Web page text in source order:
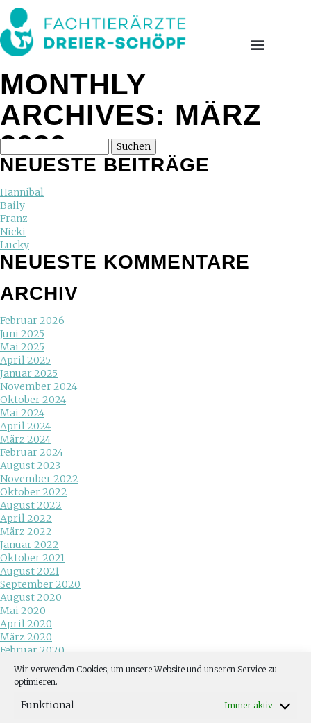
Wir verwenden Cookies, um unsere Website und unseren Service zu
optimieren.
Funktional Immer aktiv
MONTHLY
ARCHIVES: MÄRZ
2020
NEUESTE BEITRÄGE
Hannibal
Baily
Franz
Nicki
Lucky
NEUESTE KOMMENTARE
ARCHIV
Februar 2026
Juni 2025
Mai 2025
April 2025
Januar 2025
November 2024
Oktober 2024
Mai 2024
April 2024
März 2024
Februar 2024
August 2023
November 2022
Oktober 2022
August 2022
April 2022
März 2022
Januar 2022
Oktober 2021
August 2021
September 2020
August 2020
Mai 2020
April 2020
März 2020
Februar 2020
Juni 2019
Mai 2019
Januar 2019
Dezember 2018